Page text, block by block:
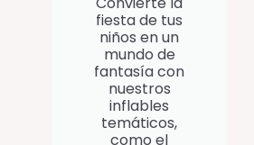
fiesta de tus
niños en un
mundo de
fantasía con
nuestros
inflables
temáticos,
como el